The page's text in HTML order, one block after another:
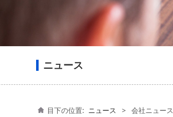
ニュース
目下の位置: ニュース > 会社ニュース